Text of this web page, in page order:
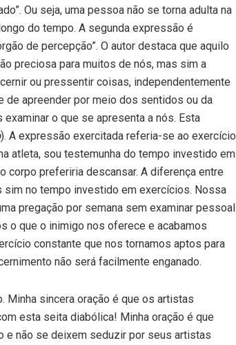
Ou seja, uma pessoa não se torna adulta na
do tempo. A segunda expressão é
de percepção”. O autor destaca que aquilo
preciosa para muitos de nós, mas sim a
ou pressentir coisas, independentemente
de apreender por meio dos sentidos ou da
o que se apresenta a nós. Esta
). A expressão exercitada referia-se ao exercício
atleta, sou testemunha do tempo investido em
corpo preferiria descansar. A diferença entre
sim no tempo investido em exercícios. Nossa
pregação por semana sem examinar pessoal
o que o inimigo nos oferece e acabamos
constante que nos tornamos aptos para
não será facilmente enganado.
Minha sincera oração é que os artistas
esta seita diabólica! Minha oração é que
e não se deixem seduzir por seus artistas